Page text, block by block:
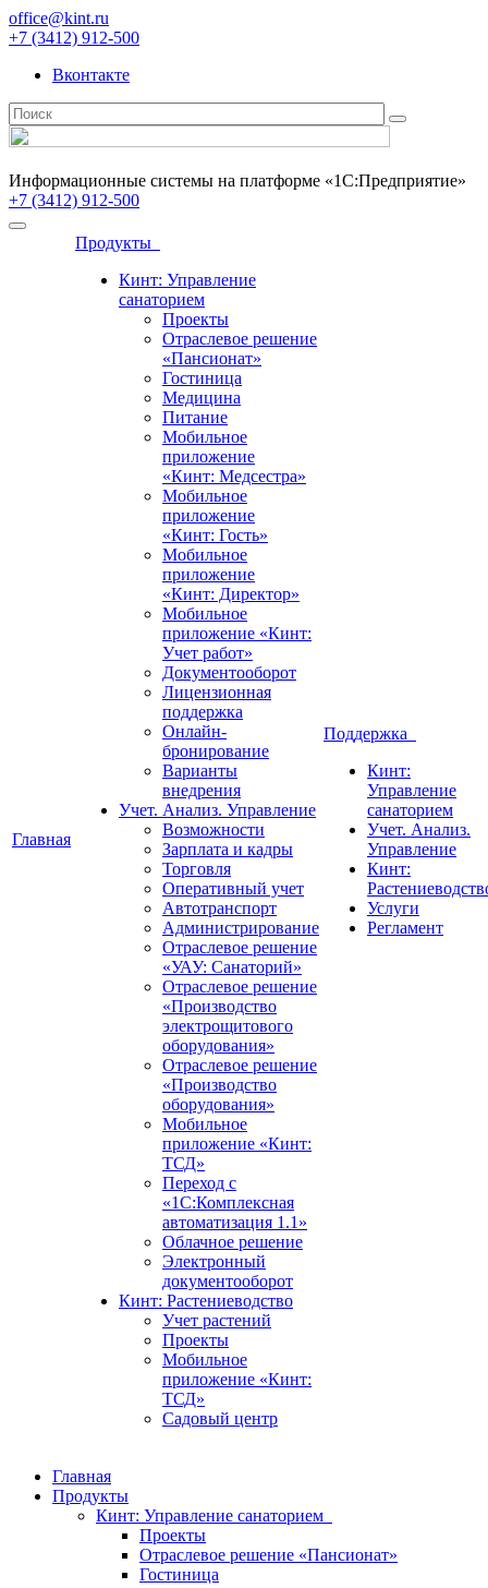
office@kint.ru
+7 (3412) 912-500
Вконтакте
Информационные системы на платформе «1С:Предприятие»
+7 (3412) 912-500
Главная
Продукты
Кинт: Управление
санаторием
Проекты
Отраслевое решение
«Пансионат»
Гостиница
Медицина
Питание
Мобильное
приложение
«Кинт: Медсестра»
Мобильное
приложение
«Кинт: Гость»
Мобильное
приложение
«Кинт: Директор»
Мобильное
приложение «Кинт:
Учет работ»
Документооборот
Лицензионная
поддержка
Онлайн-
бронирование
Варианты
внедрения
Учет. Анализ. Управление
Возможности
Зарплата и кадры
Торговля
Оперативный учет
Автотранспорт
Администрирование
Отраслевое решение
«УАУ: Санаторий»
Отраслевое решение
«Производство
электрощитового
оборудования»
Отраслевое решение
«Производство
оборудования»
Мобильное
приложение «Кинт:
ТСД»
Переход с
«1С:Комплексная
автоматизация 1.1»
Облачное решение
Электронный
документооборот
Кинт: Растениеводство
Учет растений
Проекты
Мобильное
приложение «Кинт:
ТСД»
Садовый центр
Поддержка
Кинт:
Управление
санаторием
Учет. Анализ.
Управление
Кинт:
Услуги
Регламент
Главная
Продукты
Кинт: Управление санаторием
Проекты
Отраслевое решение «Пансионат»
Гостиница